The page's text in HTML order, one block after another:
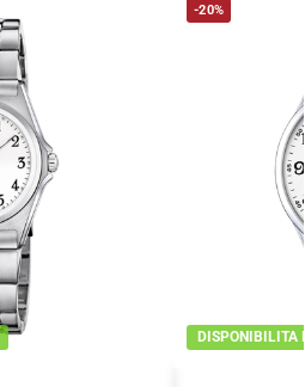
-20%
DISPONIBILITA